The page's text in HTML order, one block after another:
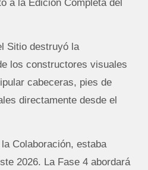
a la Edición Completa del
Sitio destruyó la
los constructores visuales
cabeceras, pies de
directamente desde el
Colaboración, estaba
2026. La Fase 4 abordará